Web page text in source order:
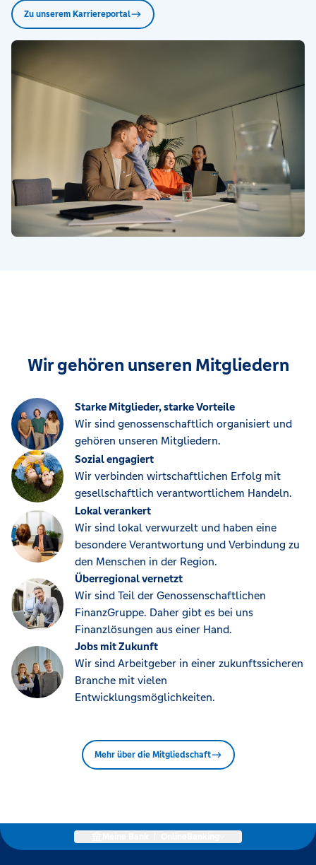
Zu unserem Karriereportal
Wir gehören unseren Mitgliedern
Starke Mitglieder, starke Vorteile
Wir sind genossenschaftlich organisiert und
gehören unseren Mitgliedern.
Sozial engagiert
Wir verbinden wirtschaftlichen Erfolg mit
gesellschaftlich verantwortlichem Handeln.
Lokal verankert
Wir sind lokal verwurzelt und haben eine
besondere Verantwortung und Verbindung zu
den Menschen in der Region.
Überregional vernetzt
Wir sind Teil der Genossenschaftlichen
FinanzGruppe. Daher gibt es bei uns
Finanzlösungen aus einer Hand.
Jobs mit Zukunft
Wir sind Arbeitgeber in einer zukunftssicheren
Branche mit vielen
Entwicklungsmöglichkeiten.
Mehr über die Mitgliedschaft